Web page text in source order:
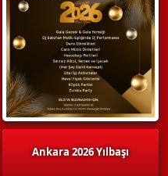
Ankara 2026 Yılbaşı